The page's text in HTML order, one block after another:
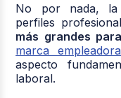
No por nada, la
perfiles
más grandes
marca
aspecto
laboral.